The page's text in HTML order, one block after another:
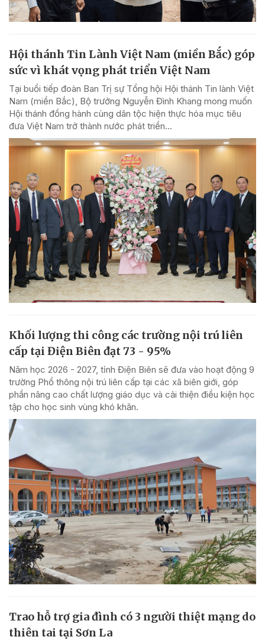
Hội thánh Tin Lành Việt Nam (miền Bắc) góp
sức vì khát vọng phát triển Việt Nam
Tại buổi tiếp đoàn Ban Trị sự Tổng hội Hội thánh Tin lành Việt
Nam (miền Bắc), Bộ trưởng Nguyễn Đình Khang mong muốn
Hội thánh đồng hành cùng dân tộc hiện thực hóa mục tiêu
đưa Việt Nam trở thành nước phát triển...
Khối lượng thi công các trường nội trú liên
cấp tại Điện Biên đạt 73 - 95%
Năm học 2026 - 2027, tỉnh Điện Biên sẽ đưa vào hoạt động 9
trường Phổ thông nội trú liên cấp tại các xã biên giới, góp
phần nâng cao chất lượng giáo dục và cải thiện điều kiện học
tập cho học sinh vùng khó khăn.
Trao hỗ trợ gia đình có 3 người thiệt mạng do
thiên tai tại Sơn La